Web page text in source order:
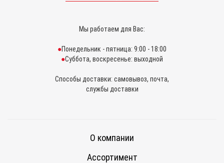
Мы работаем для Вас:
Понедельник - пятница: 9:00 - 18:00
Суббота, воскресенье: выходной
Способы доставки: самовывоз, почта,
службы доставки
О компании
Ассортимент